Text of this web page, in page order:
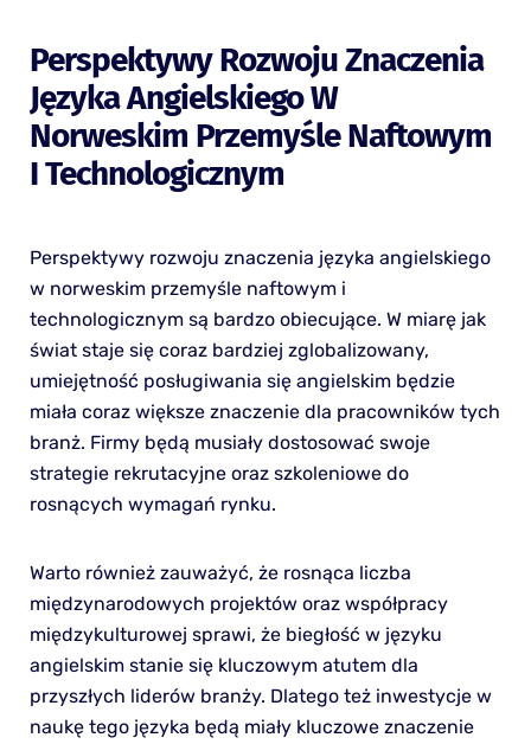
Perspektywy Rozwoju Znaczenia
Języka Angielskiego W
Norweskim Przemyśle Naftowym
I Technologicznym
Perspektywy rozwoju znaczenia języka angielskiego
w norweskim przemyśle naftowym i
technologicznym są bardzo obiecujące. W miarę jak
świat staje się coraz bardziej zglobalizowany,
umiejętność posługiwania się angielskim będzie
miała coraz większe znaczenie dla pracowników tych
branż. Firmy będą musiały dostosować swoje
strategie rekrutacyjne oraz szkoleniowe do
rosnących wymagań rynku.
Warto również zauważyć, że rosnąca liczba
międzynarodowych projektów oraz współpracy
międzykulturowej sprawi, że biegłość w języku
angielskim stanie się kluczowym atutem dla
przyszłych liderów branży. Dlatego też inwestycje w
naukę tego języka będą miały kluczowe znaczenie